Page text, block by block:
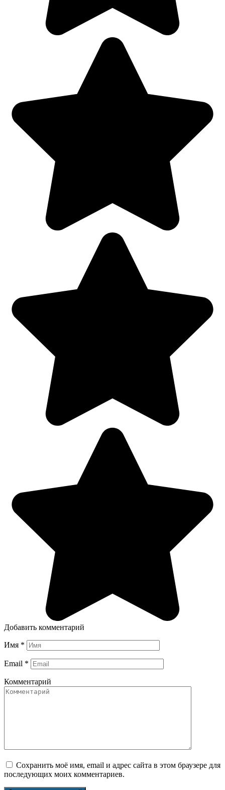
Добавить комментарий
Имя *
Email *
Комментарий
Сохранить моё имя, email и адрес сайта в этом браузере для
последующих моих комментариев.